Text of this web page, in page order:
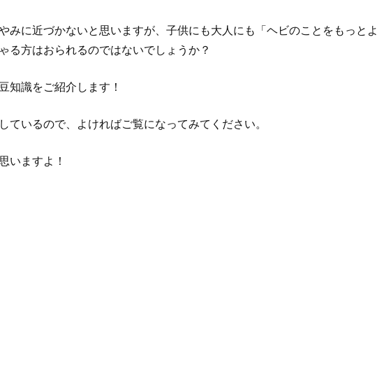
みに近づかないと思いますが、子供にも大人にも「ヘビのことをもっとよ
る方はおられるのではないでしょうか？
知識をご紹介します！
ているので、よければご覧になってみてください。
いますよ！